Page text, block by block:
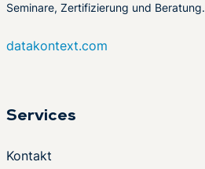
Seminare, Zertifizierung und Beratung.
datakontext.com
Services
Kontakt